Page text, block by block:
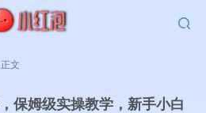
正文
保姆级实操教学，新手小白